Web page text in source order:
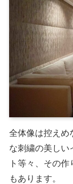
全体像は控えめ
な刺繍の美しい
ト等々、その
もあります。